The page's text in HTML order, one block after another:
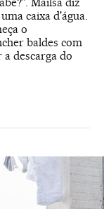
caixa d'água.
o
baldes com
descarga do